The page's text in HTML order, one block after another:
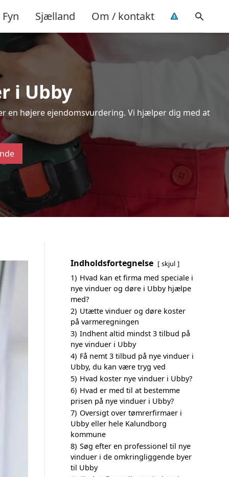
Fyn Sjælland Om / kontakt
i Ubby
en højere ejendomsvurdering. Vi hjælper dig med at
Indholdsfortegnelse skjul
1) Hvad kan et firma med speciale i
nye vinduer og døre i Ubby hjælpe
med?
2) Utætte vinduer og døre koster
på varmeregningen
3) Indhent altid mindst 3 tilbud på
nye vinduer i Ubby
4) Få nemt 3 tilbud på nye vinduer i
Ubby, du kan være tryg ved
5) Hvad koster nye vinduer i Ubby?
6) Hvad er med til at bestemme
prisen på nye vinduer i Ubby?
7) Oversigt over tømrerfirmaer i
Ubby eller hele Kalundborg
kommune
8) Søg efter en professionel til nye
vinduer i de omkringliggende byer
til Ubby